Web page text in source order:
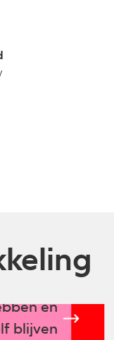
en
blijven